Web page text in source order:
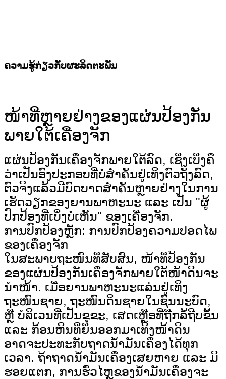
ຄວາມຮູ້ກ່ຽວກັບຜະລິດຕະພັນ
ໜ້າທີ່ຫຼາຍຢ່າງຂອງແຜ່ນປ້ອງກັນ
ພາຍໃຕ້ເຄື່ອງຈັກ
ແຜ່ນປ້ອງກັນເຄື່ອງຈັກພາຍໃຕ້ລົດ, ເຊິ່ງເບິ່ງຄື
ວ່າເປັນອົງປະກອບທີ່ບໍ່ສຳຄັນຢູ່ເທິງຕົວຖັງລົດ,
ຕົວຈິງແລ້ວມີບົດບາດສຳຄັນຫຼາຍຢ່າງໃນການ
ເຮັດວຽກຂອງຍານພາຫະນະ ແລະ ເປັນ "ຜູ້
ປົກປ້ອງທີ່ເບິ່ງບໍ່ເຫັນ" ຂອງເຄື່ອງຈັກ.
ການປົກປ້ອງຫຼັກ: ການປົກປ້ອງຄວາມປອດໄພ
ຂອງເຄື່ອງຈັກ
ໃນສະພາບຖະໜົນທີ່ສັບສົນ, ໜ້າທີ່ປ້ອງກັນ
ຂອງແຜ່ນປ້ອງກັນເຄື່ອງຈັກພາຍໃຕ້ໜ້າດິນຈະ
ນຳໜ້າ. ເມື່ອຍານພາຫະນະແລ່ນຢູ່ເທິງ
ຖະໜົນຊາຍ, ຖະໜົນດິນຊາຍໃນຊົນນະບົດ,
ຫຼື ບໍລິເວນທີ່ເປັນຂຸຂະ, ເສດເຫຼືອທີ່ຖືກລໍ້ຖີບຂຶ້ນ
ແລະ ກ້ອນຫີນທີ່ຍື່ນອອກມາເທິງໜ້າດິນ
ອາດຈະປະທະກັບຖາດນ້ຳມັນເຄື່ອງໄດ້ທຸກ
ເວລາ. ຖ້າຖາດນ້ຳມັນເຄື່ອງເສຍຫາຍ ແລະ ມີ
ຮອຍແຕກ, ການຮົ່ວໄຫຼຂອງນ້ຳມັນເຄື່ອງຈະ